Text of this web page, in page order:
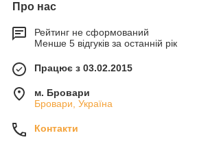
Про нас
Рейтинг не сформований
Менше 5 відгуків за останній рік
Працює з 03.02.2015
м. Бровари
Бровари, Україна
Контакти